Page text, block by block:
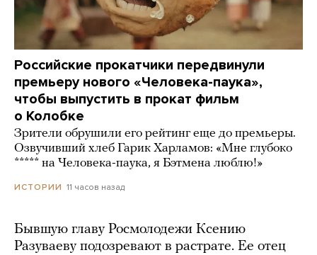
Российские прокатчики передвинули
премьеру нового «Человека-паука»,
чтобы выпустить в прокат фильм
о Колобке
Зрители обрушили его рейтинг еще до премьеры.
Озвучивший хлеб Гарик Харламов: «Мне глубоко
***** на Человека-паука, я Бэтмена люблю!»
ИСТОРИИ 11 часов назад
Бывшую главу Росмолодежи Ксению
Разуваеву подозревают в растрате. Ее отец